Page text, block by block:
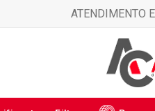
ATENDIMENTO